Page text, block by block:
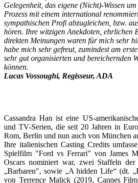
Gelegenheit, das eigene (Nicht)-Wissen
Prozess mit einem international
sympathischen Profi abzugleichen, bzw.
hören. Ihre witzigen Anekdoten, ehrlichen
direkten Meinungen waren für mich sehr
habe mich sehr gefreut, zumindest am
sehr gut organisierten und bereichernden
können.
Lucas Vossoughi, Regisseur, ADA
Cassandra Han ist eine US-
und TV-Serien, die seit 20 Jahren in
Rom, Berlin und nun auch von München
Ihre italienischen Casting Credits
Spielfilm "Ford vs Ferrari" von James
Oscars nominiert war, zwei Staffeln der
„Barbaren", sowie „A hidden Life“ (dt.
von Terrence Malick (2019, Cannes